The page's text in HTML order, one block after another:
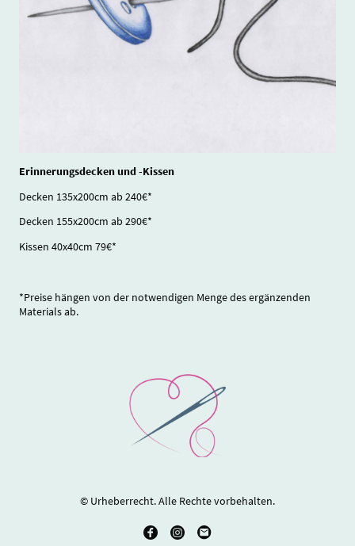
Erinnerungsdecken und -Kissen
Decken 135x200cm ab 240€*
Decken 155x200cm ab 290€*
Kissen 40x40cm 79€*
*Preise hängen von der notwendigen Menge des ergänzenden
Materials ab.
© Urheberrecht. Alle Rechte vorbehalten.